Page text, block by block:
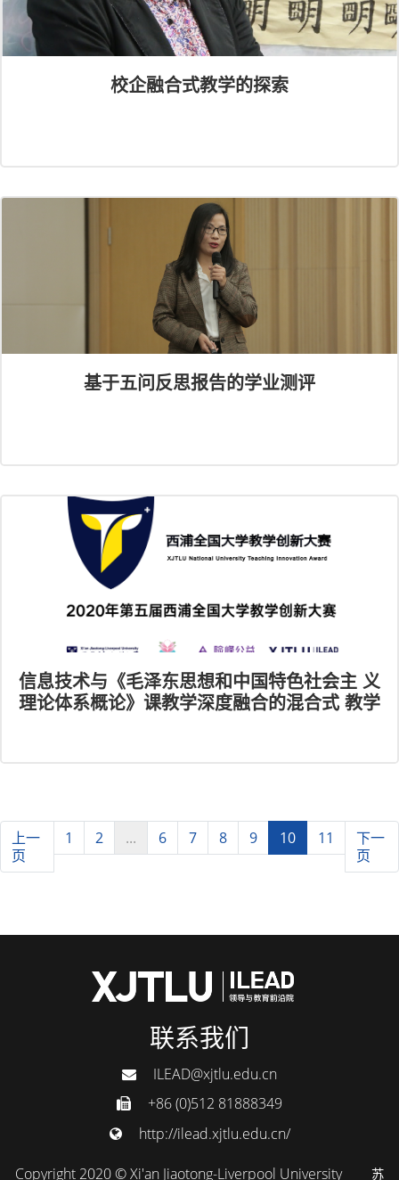
校企融合式教学的探索
基于五问反思报告的学业测评
信息技术与《毛泽东思想和中国特色社会主 义
理论体系概论》课教学深度融合的混合式 教学
上一
页
1 2 ... 6 7 8 9 10 11
下一
页
联系我们
ILEAD@xjtlu.edu.cn
+86 (0)512 81888349
http://ilead.xjtlu.edu.cn/
Copyright 2020 © Xi'an Jiaotong-Liverpool University 苏